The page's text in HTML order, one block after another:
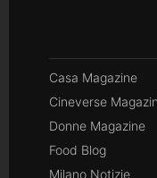
Casa Magazine
Cineverse
Donne Magazine
Food Blog
Milano Notizie